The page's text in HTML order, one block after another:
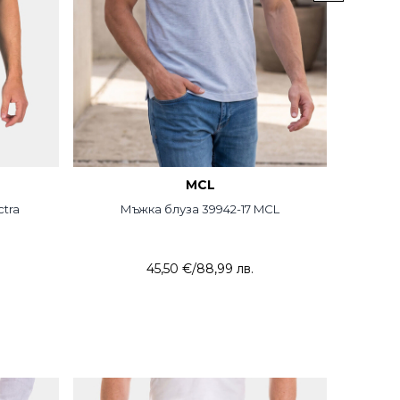
MCL
Мъжка блуза 39942-17 MCL
45,50 €/88,99 лв.